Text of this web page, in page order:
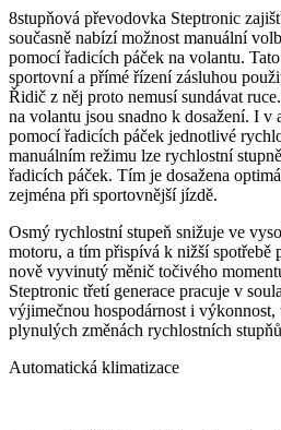
8stupňová převodovka Steptronic
současně nabízí možnost manuální
pomocí řadicích páček na volantu.
sportovní a přímé řízení zásluhou
Řidič z něj proto nemusí sundávat
na volantu jsou snadno k dosažení. I v
pomocí řadicích páček jednotlivé
manuálním režimu lze rychlostní
řadicích páček. Tím je dosažena
zejména při sportovnější jízdě.
Osmý rychlostní stupeň snižuje ve
motoru, a tím přispívá k nižší spotřebě
nově vyvinutý měnič točivého
Steptronic třetí generace pracuje v
výjimečnou hospodárnost i výkonnost,
plynulých změnách rychlostních
Automatická klimatizace